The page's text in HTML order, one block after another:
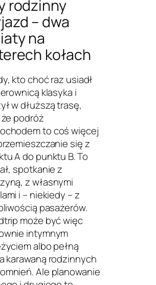
rodzinny
– dwa
na
kołach
kto choć raz usiadł
klasyka i
w dłuższą trasę,
podróż
to coś więcej
się z
A do punktu B. To
spotkanie z
z własnymi
i – niekiedy – z
pasażerów.
może być więc
intymnym
albo pełną
karawaną rodzinnych
Ale planowanie